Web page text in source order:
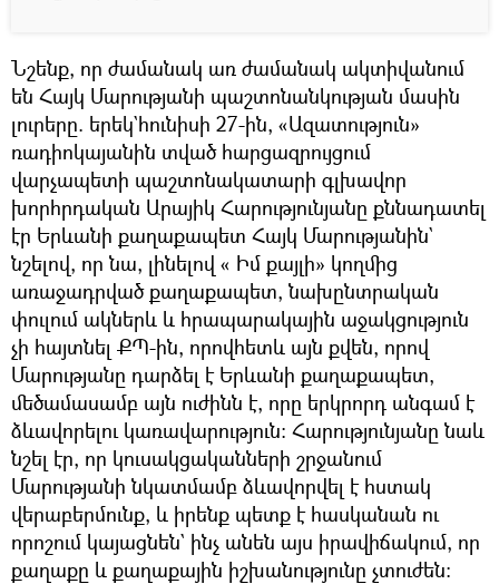
Նշենք, որ ժամանակ առ ժամանակ ակտիվանում
են Հայկ Մարությանի պաշտոնանկության մասին
լուրերը. երեկ`հունիսի 27-ին, «Ազատություն»
ռադիոկայանին տված հարցազրույցում
վարչապետի պաշտոնակատարի գլխավոր
խորհրդական Արայիկ Հարությունյանը քննադատել
էր Երևանի քաղաքապետ Հայկ Մարությանին`
նշելով, որ նա, լինելով « Իմ քայլի» կողմից
առաջադրված քաղաքապետ, նախընտրական
փուլում ակներև և հրապարակային աջակցություն
չի հայտնել ՔՊ-ին, որովհետև այն քվեն, որով
Մարությանը դարձել է Երևանի քաղաքապետ,
մեծամասամբ այն ուժինն է, որը երկրորդ անգամ է
ձևավորելու կառավարություն։ Հարությունյանը նաև
նշել էր, որ կուսակցականների շրջանում
Մարությանի նկատմամբ ձևավորվել է հստակ
վերաբերմունք, և իրենք պետք է հասկանան ու
որոշում կայացնեն` ինչ անեն այս իրավիճակում, որ
քաղաքը և քաղաքային իշխանությունը չտուժեն։